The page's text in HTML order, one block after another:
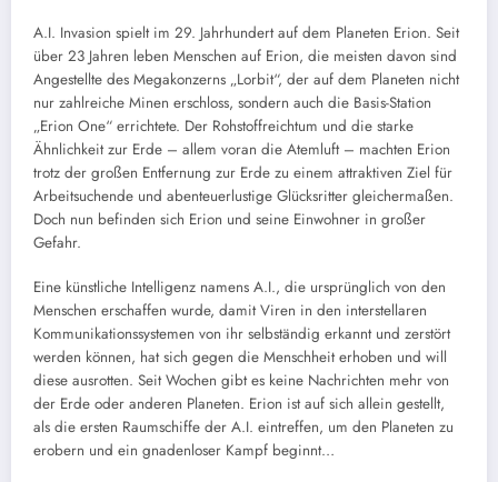
A.I. Invasion spielt im 29. Jahrhundert auf dem Planeten Erion. Seit
über 23 Jahren leben Menschen auf Erion, die meisten davon sind
Angestellte des Megakonzerns „Lorbit“, der auf dem Planeten nicht
nur zahlreiche Minen erschloss, sondern auch die Basis-Station
„Erion One“ errichtete. Der Rohstoffreichtum und die starke
Ähnlichkeit zur Erde – allem voran die Atemluft – machten Erion
trotz der großen Entfernung zur Erde zu einem attraktiven Ziel für
Arbeitsuchende und abenteuerlustige Glücksritter gleichermaßen.
Doch nun befinden sich Erion und seine Einwohner in großer
Gefahr.
Eine künstliche Intelligenz namens A.I., die ursprünglich von den
Menschen erschaffen wurde, damit Viren in den interstellaren
Kommunikationssystemen von ihr selbständig erkannt und zerstört
werden können, hat sich gegen die Menschheit erhoben und will
diese ausrotten. Seit Wochen gibt es keine Nachrichten mehr von
der Erde oder anderen Planeten. Erion ist auf sich allein gestellt,
als die ersten Raumschiffe der A.I. eintreffen, um den Planeten zu
erobern und ein gnadenloser Kampf beginnt…